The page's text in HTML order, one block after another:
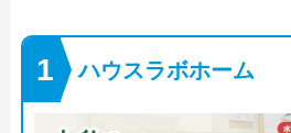
ハウスラボホーム